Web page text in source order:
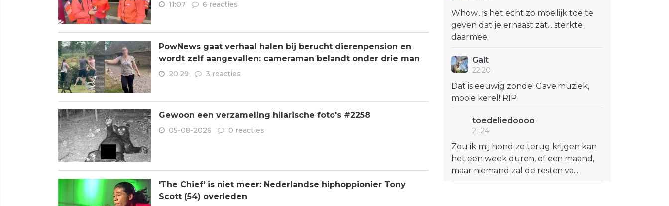
11:07 6 reacties
PowNews gaat verhaal halen bij berucht dierenpension en
wordt zelf aangevallen: cameraman belandt onder drie man
20:29 3 reacties
Gewoon een verzameling hilarische foto's #2258
05-08-2026 0 reacties
'The Chief' is niet meer: Nederlandse hiphoppionier Tony
Scott (54) overleden
Whow.. is het echt zo moeilijk toe te
geven dat je ernaast zat... sterkte
daarmee.
Gait
22:20
Dat is eeuwig zonde! Gave muziek,
mooie kerel! RIP
toedeliedoooo
21:24
Zou ik mij hond zo terug krijgen kan
het een week duren, of een maand,
maar niemand zal de resten va...